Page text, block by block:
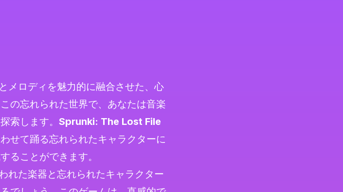
メロディを魅力的に融合させた、心
の忘れられた世界で、あなたは音楽
索します。 Sprunki: The Lost File
せて踊る忘れられたキャラクターに
ることができます。
れた楽器と忘れられたキャラクター